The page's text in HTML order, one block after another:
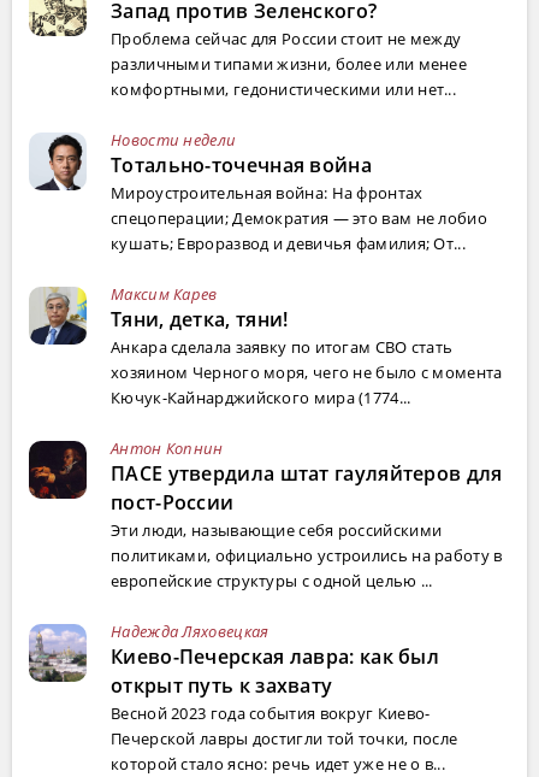
Запад против Зеленского?
Проблема сейчас для России стоит не между
различными типами жизни, более или менее
комфортными, гедонистическими или нет...
Новости недели
Тотально-точечная война
Мироустроительная война: На фронтах
спецоперации; Демократия — это вам не лобио
кушать; Евроразвод и девичья фамилия; От...
Максим Карев
Тяни, детка, тяни!
Анкара сделала заявку по итогам СВО стать
хозяином Черного моря, чего не было с момента
Кючук-Кайнарджийского мира (1774...
Антон Копнин
ПАСЕ утвердила штат гауляйтеров для
пост-России
Эти люди, называющие себя российскими
политиками, официально устроились на работу в
европейские структуры с одной целью ...
Надежда Ляховецкая
Киево-Печерская лавра: как был
открыт путь к захвату
Весной 2023 года события вокруг Киево-
Печерской лавры достигли той точки, после
которой стало ясно: речь идет уже не о в...